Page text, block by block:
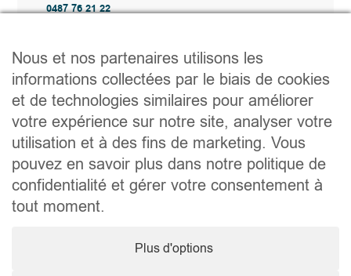
0487 76 21 22
Acheter
Louer
Vendre
Contact
Liens utiles
Conseils pratiques pour vendre ou louer
Préparer un déménagement
Documents utiles
Notaire.be
Nous et nos partenaires utilisons les
informations collectées par le biais de cookies
et de technologies similaires pour améliorer
votre expérience sur notre site, analyser votre
utilisation et à des fins de marketing. Vous
pouvez en savoir plus dans notre politique de
confidentialité et gérer votre consentement à
tout moment.
Plus d'options